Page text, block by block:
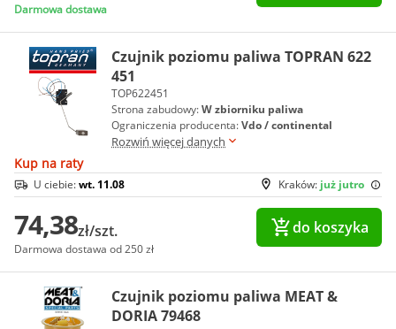
Darmowa dostawa
Czujnik poziomu paliwa TOPRAN 622
451
TOP622451
Strona zabudowy:W zbiorniku paliwa
Ograniczenia producenta:Vdo / continental
Rozwiń więcej danych
Kup na raty
Kraków: już jutro
U ciebie:wt. 11.08
74,38zł/szt.
Darmowa dostawa od 250 zł
do koszyka
Czujnik poziomu paliwa MEAT &
DORIA 79468